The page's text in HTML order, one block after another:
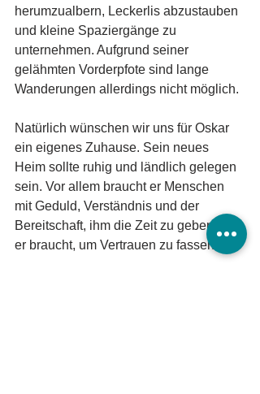
herumzualbern, Leckerlis abzustauben
und kleine Spaziergänge zu
unternehmen. Aufgrund seiner
gelähmten Vorderpfote sind lange
Wanderungen allerdings nicht möglich.
Natürlich wünschen wir uns für Oskar
ein eigenes Zuhause. Sein neues
Heim sollte ruhig und ländlich gelegen
sein. Vor allem braucht er Menschen
mit Geduld, Verständnis und der
Bereitschaft, ihm die Zeit zu geben, die
er braucht, um Vertrauen zu fassen.